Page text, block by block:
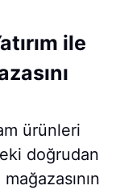
ile
ürünleri
doğrudan